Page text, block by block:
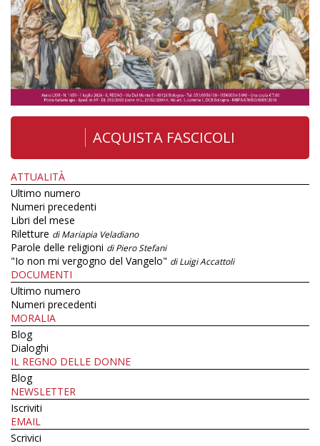
ACQUISTA FASCICOLI
ATTUALITÀ
Ultimo numero
Numeri precedenti
Libri del mese
Riletture di Mariapia Veladiano
Parole delle religioni di Piero Stefani
"Io non mi vergogno del Vangelo" di Luigi Accattoli
DOCUMENTI
Ultimo numero
Numeri precedenti
MORALIA
Blog
Dialoghi
IL REGNO DELLE DONNE
Blog
NEWSLETTER
Iscriviti
EMAIL
Scrivici